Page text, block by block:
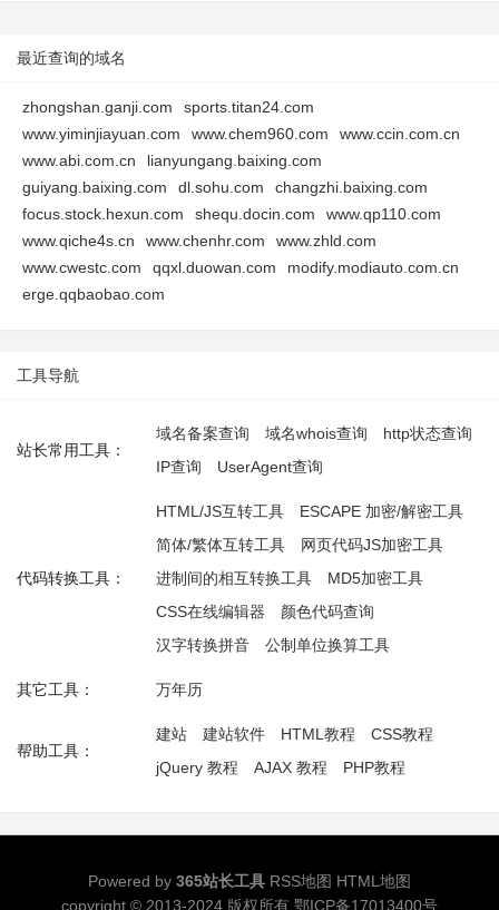
最近查询的域名
zhongshan.ganji.com
sports.titan24.com
www.yiminjiayuan.com
www.chem960.com
www.ccin.com.cn
www.abi.com.cn
lianyungang.baixing.com
guiyang.baixing.com
dl.sohu.com
changzhi.baixing.com
focus.stock.hexun.com
shequ.docin.com
www.qp110.com
www.qiche4s.cn
www.chenhr.com
www.zhld.com
www.cwestc.com
qqxl.duowan.com
modify.modiauto.com.cn
erge.qqbaobao.com
工具导航
站长常用工具：
域名备案查询 域名whois查询
http状态查询
IP查询
UserAgent查询
代码转换工具：
HTML/JS互转工具
ESCAPE 加密/解密工具
简体/繁体互转工具
网页代码JS加密工具
进制间的相互转换工具
MD5加密工具
CSS在线编辑器
颜色代码查询
汉字转换拼音
公制单位换算工具
其它工具： 万年历
帮助工具：
建站 建站软件 HTML教程
CSS教程
jQuery 教程
AJAX 教程 PHP教程
Powered by 365站长工具 RSS地图 HTML地图
copyright © 2013-2024 版权所有 鄂ICP备17013400号